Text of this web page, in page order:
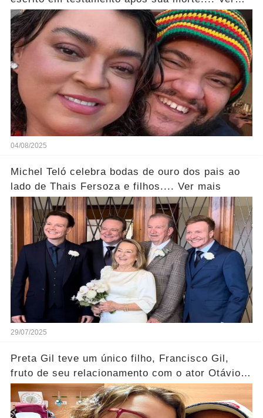
mais
04/08/2025
Michel Teló celebra bodas de ouro dos pais ao
lado de Thais Fersoza e filhos.... Ver mais
29/07/2025
Preta Gil teve um único filho, Francisco Gil,
fruto de seu relacionamento com o ator Otávio
Müller... Ver mais